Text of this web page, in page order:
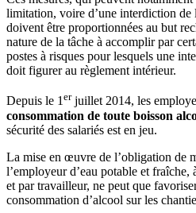
limitation, voire d’une interdiction de
doivent être proportionnées au but
nature de la tâche à accomplir par
postes à risques pour lesquels une
doit figurer au règlement intérieur.
Depuis le 1erjuillet 2014, les
consommation de toute boisson
sécurité des salariés est en jeu.
La mise en œuvre de l’obligation de
l’employeur d’eau potable et
et par travailleur, ne peut que
consommation d’alcool sur les